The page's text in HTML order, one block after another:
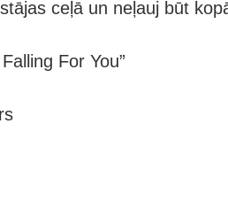
ceļā un neļauj būt
For You”